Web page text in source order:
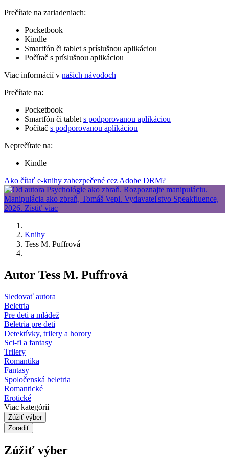
Prečítate na zariadeniach:
Pocketbook
Kindle
Smartfón či tablet s príslušnou aplikáciou
Počítač s príslušnou aplikáciou
Viac informácií v našich návodoch
Prečítate na:
Pocketbook
Smartfón či tablet s podporovanou aplikáciou
Počítač s podporovanou aplikáciou
Neprečítate na:
Kindle
Ako čítať e-knihy zabezpečené cez Adobe DRM?
Knihy
Tess M. Puffrová
Autor Tess M. Puffrová
Sledovať autora
Beletria
Pre deti a mládež
Beletria pre deti
Detektívky, trilery a horory
Sci-fi a fantasy
Trilery
Romantika
Fantasy
Spoločenská beletria
Romantické
Erotické
Viac kategórií
Zúžiť výber
Zoradiť
Zúžiť výber